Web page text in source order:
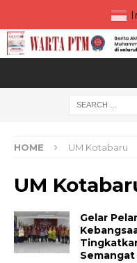
HOME UM Kotabaru
UM
Gelar